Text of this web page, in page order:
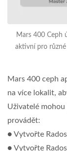
Mars 400 Ceph
aktivní pro
Mars 400 ceph
na více lokalit,
Uživatelé
provádět:
● Vytvořte
● Vytvořte